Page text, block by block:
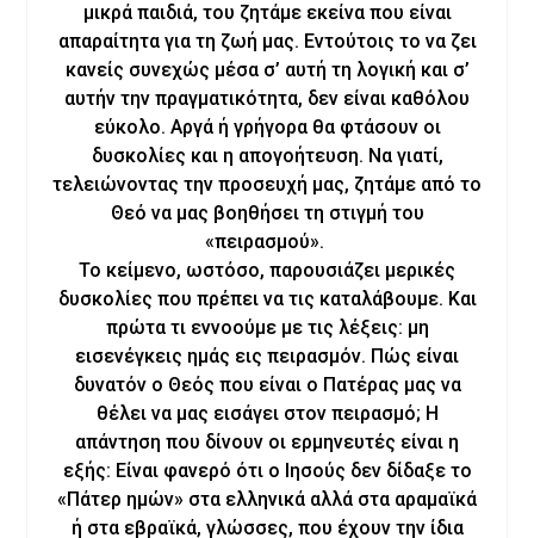
μικρά παιδιά, του ζητάμε εκείνα που είναι
απαραίτητα για τη ζωή μας. Εντούτοις το να ζει
κανείς συνεχώς μέσα σ’ αυτή τη λογική και σ’
αυτήν την πραγματικότητα, δεν είναι καθόλου
εύκολο. Αργά ή γρήγορα θα φτάσουν οι
δυσκολίες και η απογοήτευση. Να γιατί,
τελειώνοντας την προσευχή μας, ζητάμε από το
Θεό να μας βοηθήσει τη στιγμή του
«πειρασμού».
Το κείμενο, ωστόσο, παρουσιάζει μερικές
δυσκολίες που πρέπει να τις καταλάβουμε. Και
πρώτα τι εννοούμε με τις λέξεις: μη
εισενέγκεις ημάς εις πειρασμόν. Πώς είναι
δυνατόν ο Θεός που είναι ο Πατέρας μας να
θέλει να μας εισάγει στον πειρασμό; Η
απάντηση που δίνουν οι ερμηνευτές είναι η
εξής: Είναι φανερό ότι ο Ιησούς δεν δίδαξε το
«Πάτερ ημών» στα ελληνικά αλλά στα αραμαϊκά
ή στα εβραϊκά, γλώσσες, που έχουν την ίδια